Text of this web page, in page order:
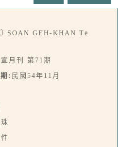
SOAN GE̍H-KHAN Tē
月刊 第71期
: 民國54年11月